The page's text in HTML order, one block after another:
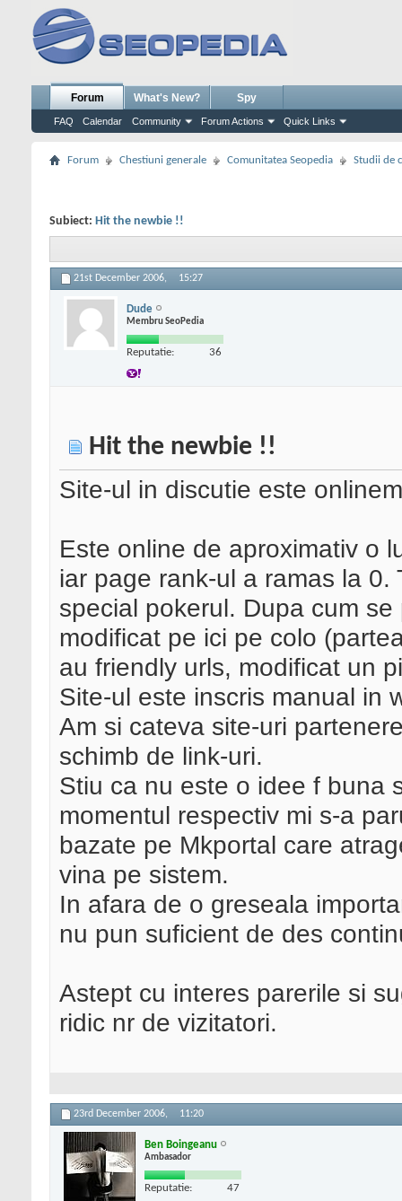
Forum
FAQ Calendar Community Forum Actions Quick Links
What's New? Spy
Forum Chestiuni generale Comunitatea Seopedia Studii de
Subiect: Hit the newbie !!
21st December 2006, 15:27
Dude
Membru SeoPedia
Reputatie: 36
Hit the newbie !!
Site-ul in discutie este
Este online de aproximativ o
iar page rank-ul a ramas la
special pokerul. Dupa cum
modificat pe ici pe colo
au friendly urls, modificat un
Site-ul este inscris manual in
Am si cateva site-uri
schimb de link-uri.
Stiu ca nu este o idee f buna
momentul respectiv mi s-a
bazate pe Mkportal care
vina pe sistem.
In afara de o greseala
nu pun suficient de des
Astept cu interes parerile si
ridic nr de vizitatori.
23rd December 2006, 11:20
Ben Boingeanu
Ambasador
Reputatie: 47